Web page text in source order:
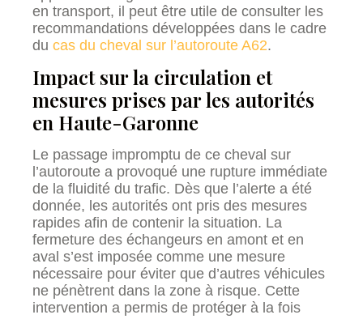
en transport, il peut être utile de consulter les
recommandations développées dans le cadre
du cas du cheval sur l’autoroute A62.
Impact sur la circulation et
mesures prises par les autorités
en Haute-Garonne
Le passage impromptu de ce cheval sur
l’autoroute a provoqué une rupture immédiate
de la fluidité du trafic. Dès que l’alerte a été
donnée, les autorités ont pris des mesures
rapides afin de contenir la situation. La
fermeture des échangeurs en amont et en
aval s’est imposée comme une mesure
nécessaire pour éviter que d’autres véhicules
ne pénètrent dans la zone à risque. Cette
intervention a permis de protéger à la fois